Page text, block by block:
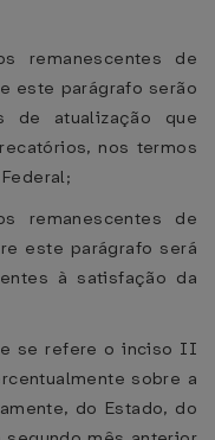
remanescentes de
este parágrafo serão
de atualização que
nos termos
remanescentes de
este parágrafo será
à satisfação da
se refere o inciso II
sobre a
do Estado, do